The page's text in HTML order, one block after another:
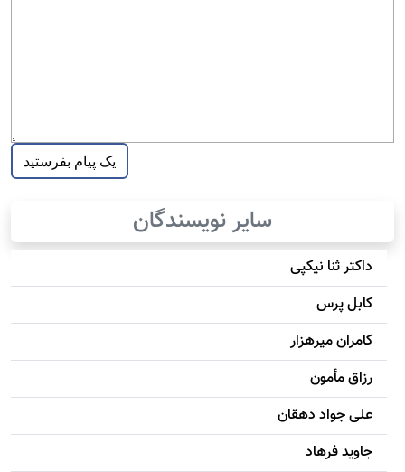
سایر نویسندگان
داکتر ثنا نیکپی
کابل پرس
کامران میرهزار
رزاق مأمون
علی جواد دهقان
جاويد فرهاد